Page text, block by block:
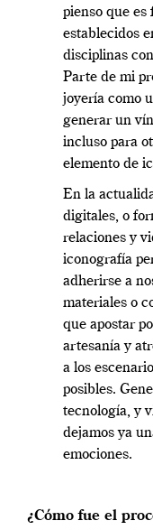
pienso que es
establecidos
disciplinas
Parte de mi
joyería como
generar un
incluso para
elemento de
En la
digitales, o
relaciones y
iconografía
adherirse a
materiales o
que apostar
artesanía y
a los
posibles.
tecnología, y
dejamos ya
emociones.
¿Cómo fue el